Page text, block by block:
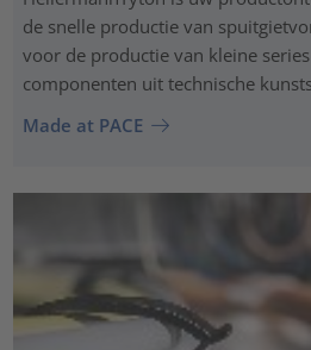
de snelle productie van
voor de productie van kleine
componenten uit technische
Made at PACE